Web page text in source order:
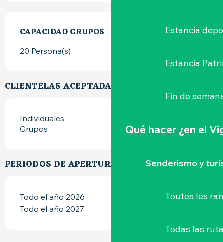
Estancia
Estancia
Fin de
Qué hacer ¿en el
Senderismo y
Toutes les
Todas las
CAPACIDAD GRUPOS
CAPACIDAD GRUPOS
20 Persona(s)
CLIENTELAS ACEPTADAS
Individuales
Grupos
PERIODOS DE APERTURA
Todo el año 2026
Todo el año 2027